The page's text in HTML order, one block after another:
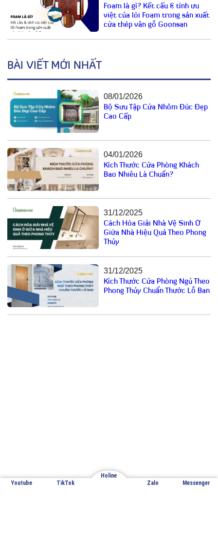
Foam là gì? Kết cấu & tính ưu
việt của lõi Foam trong sản xuất
cửa thép vân gỗ Goonsan
BÀI VIẾT MỚI NHẤT
08/01/2026
Bộ Sưu Tập Cửa Nhôm Đúc Đẹp
Cao Cấp
04/01/2026
Kích Thước Cửa Phòng Khách
Bao Nhiêu Là Chuẩn?
31/12/2025
Cách Hóa Giải Nhà Vệ Sinh Ở
Giữa Nhà Hiệu Quả Theo Phong
Thủy
31/12/2025
Kích Thước Cửa Phòng Ngủ Theo
Phong Thủy Chuẩn Thước Lỗ Ban
VPĐD: Đội 7 – Thượng Mỗ – Đan Phượng – Hà Nội
Youtube TikTok
Holine
Zalo
Messenger